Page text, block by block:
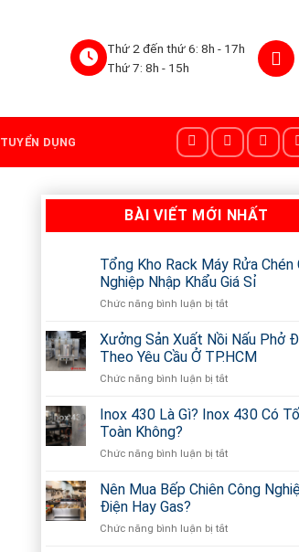
Thứ 2 đến thứ 6: 8h - 17h
Thứ 7: 8h - 15h
TUYỂN DỤNG
BÀI VIẾT MỚI NHẤT
Tổng Kho Rack Máy Rửa Chén
Nghiệp Nhập Khẩu Giá Sỉ
Chức năng bình luận bị tắt
Kho
Rack
Máy
Công
Sỉ
Xưởng Sản Xuất Nồi Nấu Phở
Theo Yêu Cầu Ở TP.HCM
Chức năng bình luận bị tắt
Sản
Điện
Inox 430 Là Gì? Inox 430 Có
Toàn Không?
Chức năng bình luận bị tắt
430
Nên Mua Bếp Chiên Công
Điện Hay Gas?
Chức năng bình luận bị tắt